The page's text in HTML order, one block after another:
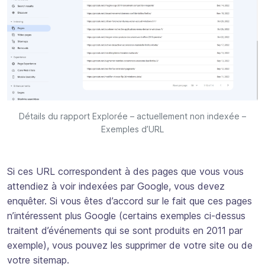
Détails du rapport Explorée – actuellement non indexée –
Exemples d’URL
Si ces URL correspondent à des pages que vous vous
attendiez à voir indexées par Google, vous devez
enquêter. Si vous êtes d’accord sur le fait que ces pages
n’intéressent plus Google (certains exemples ci-dessus
traitent d’événements qui se sont produits en 2011 par
exemple), vous pouvez les supprimer de votre site ou de
votre sitemap.